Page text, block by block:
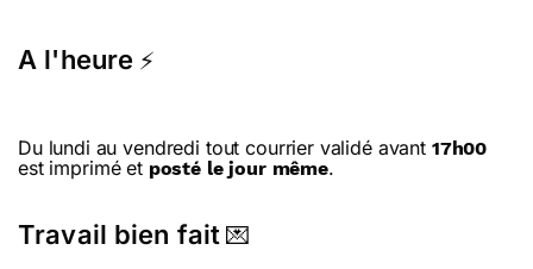
A l'heure ⚡
Du lundi au vendredi tout courrier validé avant 17h00
est imprimé et posté le jour même.
Travail bien fait 💌